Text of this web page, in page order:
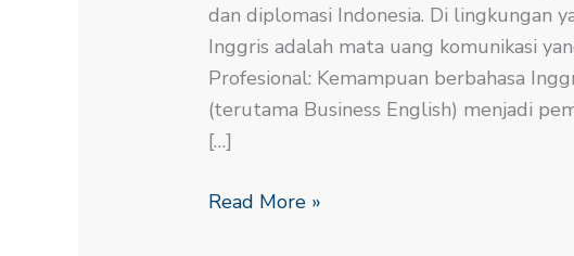
dan diplomasi Indonesia. Di lingkungan
Inggris adalah mata uang komunikasi
Profesional: Kemampuan berbahasa
(terutama Business English) menjadi
[…]
Read More »